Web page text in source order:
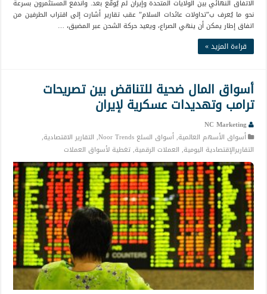
الاتفاق النهائي بين الولايات المتحدة وإيران لم يُوقّع بعد. واندفع المستثمرون بسرعة
نحو ما يُعرف ب”تداولات عائدات السلام” عقب تقارير أشارت إلى اقتراب الطرفين من
اتفاق إطار يمكن أن ينهي الصراع، ويعيد حركة الشحن عبر المضيق، …
قراءة المزيد »
أسواق المال ضحية للتناقض بين تصريحات
ترامب وتهديدات عسكرية لإيران
NC Marketing
أسواق الأسهم العالمية,أسواق السلع Noor Trends , التقارير الاقتصادية,
التقاريرالإقتصادية اليومية, العملات الرقمية,تغطية لأسواق العملات